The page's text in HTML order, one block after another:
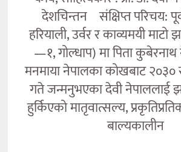
देशचिन्तन संक्षिप्त परिचय:
हरियाली, उर्वर र काव्यमयी माटो
—१, गोल्धाप) मा पिता कुबेरनाथ
मनमाया नेपालका कोखबाट
गते जन्मनुभएका देवी नेपाललाई
हुर्किएको मातृवात्सल्य,
बाल्यकालीन